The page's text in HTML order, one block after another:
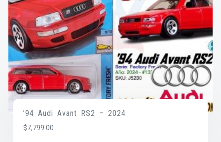
’94 Audi Avant RS2 – 2024
$7,799.00